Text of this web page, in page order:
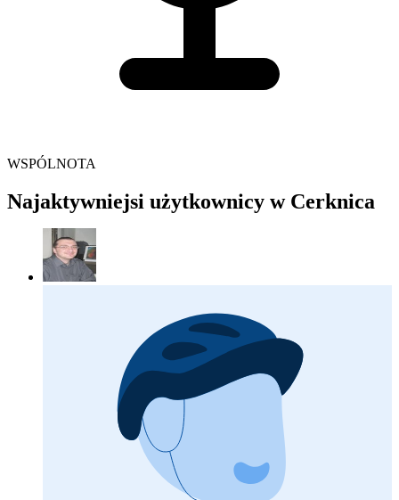
WSPÓLNOTA
Najaktywniejsi użytkownicy w Cerknica